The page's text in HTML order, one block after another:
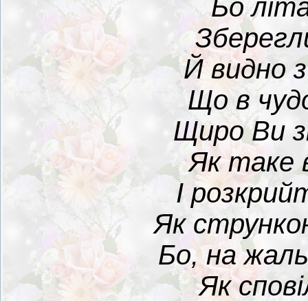
Бо
Й видно
Що в
Щиро Ви
Як таке
І
Як
Бо, на
Як